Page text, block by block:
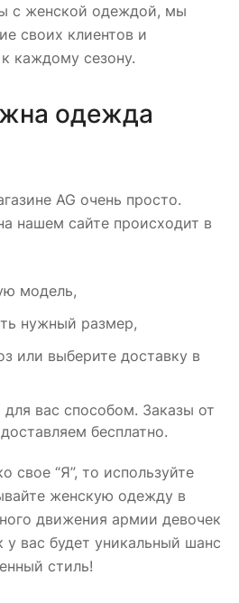
с женской одеждой, мы
своих клиентов и
каждому сезону.
одежда
AG очень просто.
нашем сайте происходит в
модель,
нужный размер,
или выберите доставку в
вас способом. Заказы от
бесплатно.
свое “Я”, то используйте
женскую одежду в
движения армии девочек
у вас будет уникальный шанс
стиль!